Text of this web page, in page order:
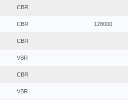
CBR
CBR 128000
CBR
VBR
CBR
VBR